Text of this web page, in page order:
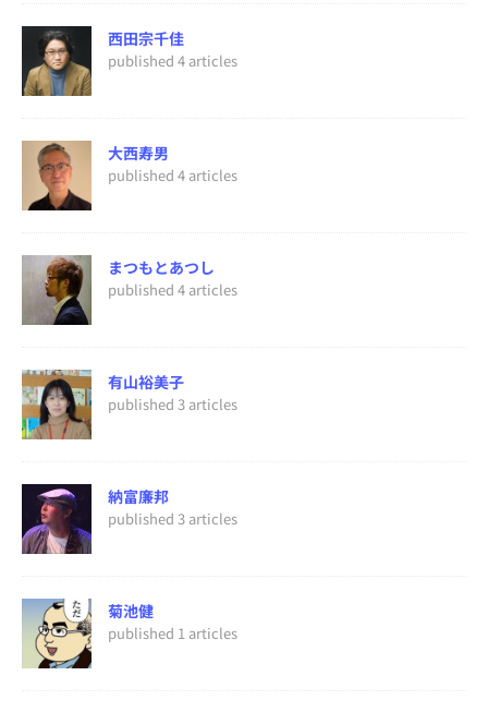
西田宗千佳
published 4 articles
大西寿男
published 4 articles
まつもとあつし
published 4 articles
有山裕美子
published 3 articles
納富廉邦
published 3 articles
菊池健
published 1 articles